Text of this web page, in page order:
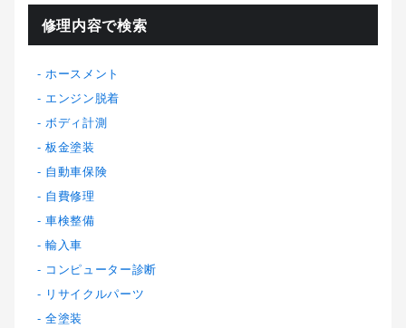
修理内容で検索
ホースメント
エンジン脱着
ボディ計測
板金塗装
自動車保険
自費修理
車検整備
輸入車
コンピューター診断
リサイクルパーツ
全塗装